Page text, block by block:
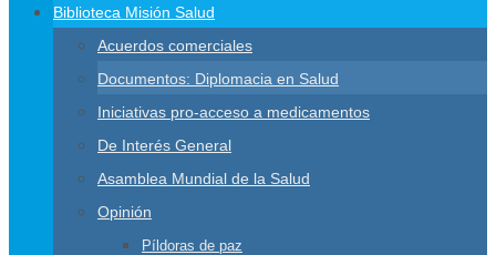
Biblioteca Misión Salud
Acuerdos comerciales
Documentos: Diplomacia en Salud
Iniciativas pro-acceso a medicamentos
De Interés General
Asamblea Mundial de la Salud
Opinión
Píldoras de paz